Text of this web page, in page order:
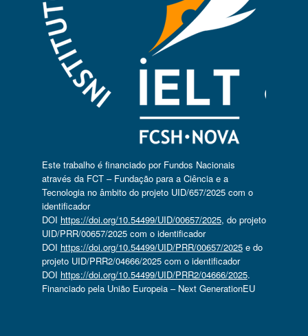
Este trabalho é financiado por Fundos Nacionais
através da FCT – Fundação para a Ciência e a
Tecnologia no âmbito do projeto UID/657/2025 com o
identificador
DOI https://doi.org/10.54499/UID/00657/2025, do projeto
UID/PRR/00657/2025 com o identificador
DOI https://doi.org/10.54499/UID/PRR/00657/2025e do
projeto UID/PRR2/04666/2025 com o identificador
DOI https://doi.org/10.54499/UID/PRR2/04666/2025.
Financiado pela União Europeia – Next GenerationEU